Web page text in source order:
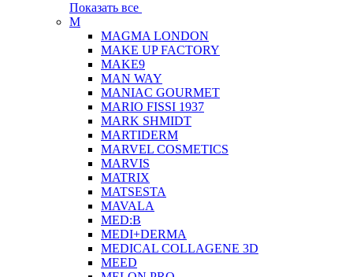
Показать все
M
MAGMA LONDON
MAKE UP FACTORY
MAKE9
MAN WAY
MANIAC GOURMET
MARIO FISSI 1937
MARK SHMIDT
MARTIDERM
MARVEL COSMETICS
MARVIS
MATRIX
MATSESTA
MAVALA
MED:B
MEDI+DERMA
MEDICAL COLLAGENE 3D
MEED